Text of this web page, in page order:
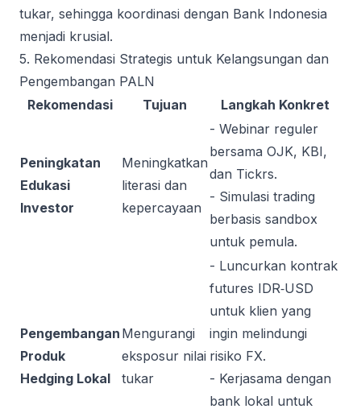
tukar, sehingga koordinasi dengan Bank Indonesia
menjadi krusial.
5. Rekomendasi Strategis untuk Kelangsungan dan
Pengembangan PALN
Rekomendasi
Tujuan Langkah Konkret
Peningkatan
Edukasi
Investor
Meningkatkan
literasi dan
kepercayaan
- Webinar reguler
bersama OJK, KBI,
dan Tickrs.
- Simulasi trading
berbasis sandbox
untuk pemula.
Pengembangan
Produk
Hedging Lokal
Mengurangi
eksposur nilai
tukar
- Luncurkan kontrak
futures IDR‑USD
untuk klien yang
ingin melindungi
risiko FX.
- Kerjasama dengan
bank lokal untuk